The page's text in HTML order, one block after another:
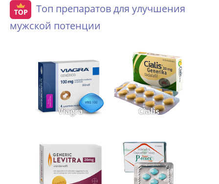
Топ препаратов для улучшения
мужской потенции
Viagra Cialis